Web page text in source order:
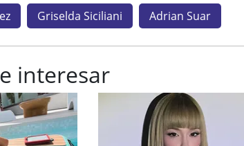
Griselda Siciliani Adrian Suar
interesar